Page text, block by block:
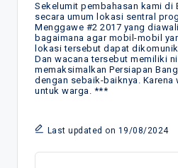
Sekelumit pembahasan kami di
secara umum lokasi sentral
Menggawe #2 2017 yang
bagaimana agar mobil-mobil
lokasi tersebut dapat
Dan wacana tersebut memiliki
memaksimalkan Persiapan
dengan sebaik-baiknya. Karena
untuk warga. ***
Last updated on 19/08/2024